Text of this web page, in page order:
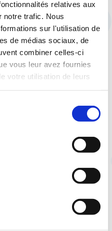
relatives aux
notre trafic. Nous
sur l'utilisation de
de médias sociaux, de
combiner celles-ci
vous leur avez fournies
votre utilisation de leurs
salariés
pas s’y
AC